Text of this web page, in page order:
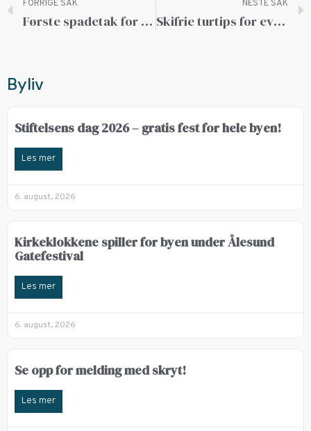
FORRIGE SAK
Første spadetak for Slinningsbålet 2017
NESTE SAK
Skifrie turtips for eventyrlystne
Byliv
Stiftelsens dag 2026 – gratis fest for hele byen!
Les mer
6. august, 2026
Kirkeklokkene spiller for byen under Ålesund
Gatefestival
Les mer
6. august, 2026
Se opp for melding med skryt!
Les mer